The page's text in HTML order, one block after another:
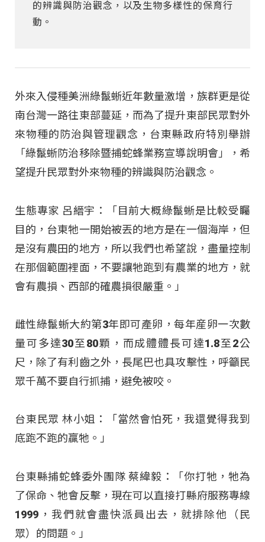
的辨識與防治觀念，以及生物多樣性的保育行
動。
外來入侵種美洲綠鬣蜥近年數量激增，族群更是從
南台灣一路往東部蔓延，而為了提升東部民眾對外
來物種的防治與管理觀念，台東縣政府特別舉辦
「綠鬣蜥防治移除暨捕蛇蜂業務宣導說明會」，希
望提升民眾對外來物種的辨識與防治觀念。
生態專家 呂縉宇：「目前大概綠鬣蜥是比較受矚
目的，台東牠一開始被丟的地方是在一個海岸，但
是沒有農田的地方，所以我們也希望說，盡量控制
在那個範圍裡面，不要讓牠跑到有農業的地方，就
會有農損、西部的確農損很嚴重。」
雌性綠鬣蜥大約第3年即可產卵，每年産卵一次數
量可多達30至80顆，而成體體長可達1.8至2公
尺，除了有利齒之外，長尾巴也具攻擊性，呼籲民
眾千萬不要自行抓捕，避免被咬。
台東民眾 林小姐：「當然會怕死，我還覺得我到
底跑不跑的贏牠。」
台東縣捕蛇蜂委外團隊 蔡緯毅：「你打牠，牠為
了保命、牠會反擊，現在可以直接打縣府服務專線
1999，我們就會盡快派員出去，就排除他（民
眾）的問題。」